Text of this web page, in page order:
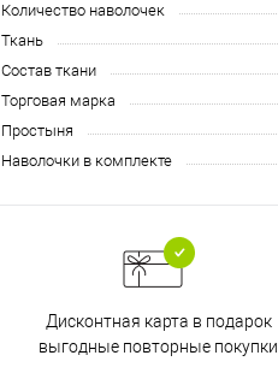
Количество наволочек
Ткань
Состав ткани
Торговая марка
Простыня
Наволочки в комплекте
Дисконтная карта в подарок
выгодные повторные покупки